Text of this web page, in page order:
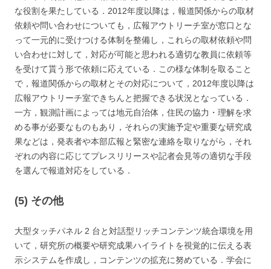
な役割を果たしている．2012年度以降は，報道関係からの取材
依頼や問い合わせについても，広報アウトリーチ室が窓口とな
って一元的に受けつける体制を整備し，これらの取材依頼や問
い合わせに対して，対応が可能と思われる適切な教員に依頼等
を受けて貰う形で依頼に応えている．この様な体制を取ること
で，報道関係からの取材とその対応について，2012年度以降は
広報アウトリーチ室できちんと把握できる状況となっている．
一方，観測計画によっては地元自治体，住民の協力・理解を求
める事が必要なものもあり，それらの実施予定や重要な研究成
果などは，発表者や本部広報と緊密な連絡を取りながら，それ
ぞれの内容に応じてプレスリリースや記者会見等の適切な手段
を選んで報道対応をしている．
(5) その他
大型タッチパネル 2 台と対話型リッチコンテンツ統合環境を用
いて，研究所の概要や研究成果ハイライトを視覚的に伝える表
示システムを作成し，コンテンツの拡充に努めている．学会に